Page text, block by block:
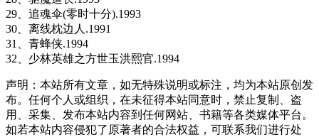
29、追魂伞(零时十分).1993
30、离线枕边人.1991
31、青蜂侠.1994
32、少林英雄之方世玉洪熙官.1994
声明：本站所有文章，如无特殊说明或标注，均为本站原创发
布。任何个人或组织，在未征得本站同意时，禁止复制、盗
用、采集、发布本站内容到任何网站、书籍等各类媒体平台。
如若本站内容侵犯了原著者的合法权益，可联系我们进行处